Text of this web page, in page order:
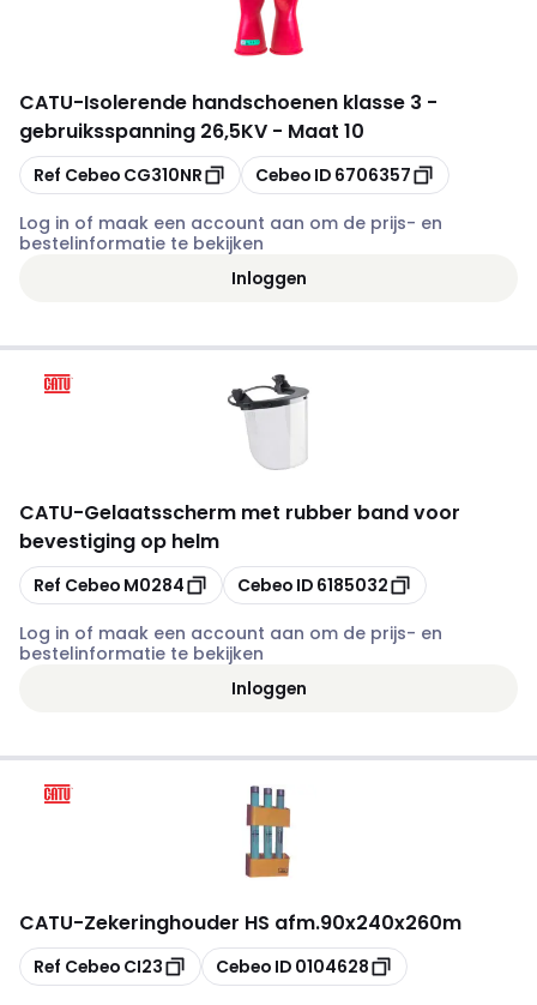
CATU-Isolerende handschoenen klasse 3 -
gebruiksspanning 26,5KV - Maat 10
Kopiëren
Ref Cebeo CG310NR Kopiëren
Cebeo ID 6706357
Log in of maak een account aan om de prijs- en
bestelinformatie te bekijken
Inloggen
CATU-Gelaatsscherm met rubber band voor
bevestiging op helm
Kopiëren
Ref Cebeo M0284 Kopiëren
Cebeo ID 6185032
Log in of maak een account aan om de prijs- en
bestelinformatie te bekijken
Inloggen
CATU-Zekeringhouder HS afm.90x240x260m
Kopiëren
Ref Cebeo CI23 Kopiëren
Cebeo ID 0104628